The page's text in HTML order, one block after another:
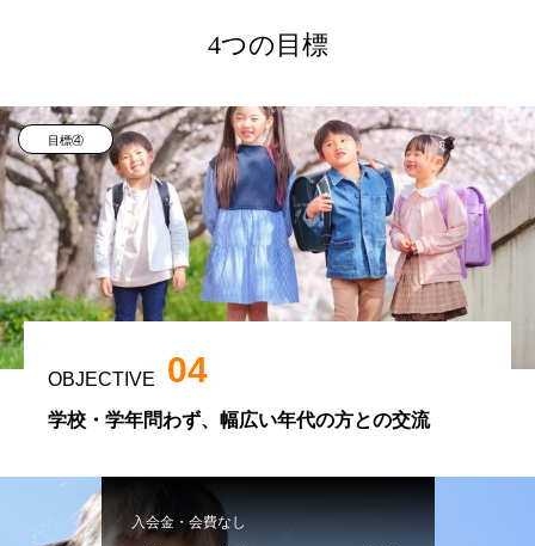
4つの目標
目標④
OBJECTIVE 04
学校・学年問わず、幅広い年代の方との交流
入会金・会費なし